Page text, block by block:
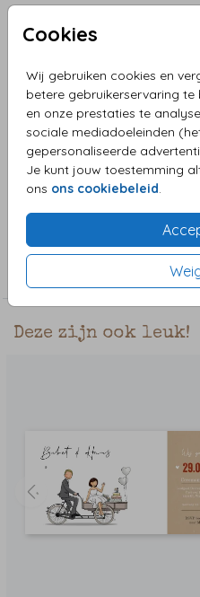
Cookies
Wij gebruiken cookies en
betere gebruikerservaring te
en onze prestaties te
sociale mediadoeleinden
gepersonaliseerde
Je kunt jouw toestemming
ons ons cookiebeleid
Trouwkaart hartje goudlook
prachtige, stijlvolle
in goudlook en een subtiel
perfect voor een bruiloft met
thema. De kaart is ook
bruiloft.Toon meer
Collectie
Deze zijn ook leuk!